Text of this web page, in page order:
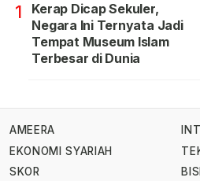
1
Kerap Dicap Sekuler,
Negara Ini Ternyata Jadi
Tempat Museum Islam
Terbesar di Dunia
AMEERA
EKONOMI SYARIAH
SKOR